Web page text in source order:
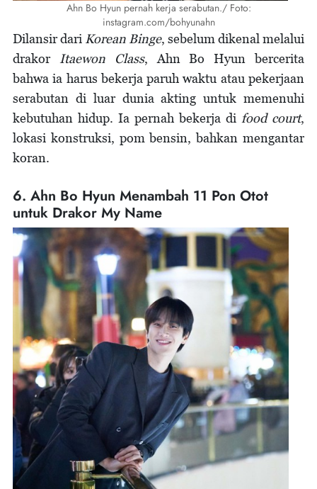
Ahn Bo Hyun pernah kerja serabutan./ Foto:
instagram.com/bohyunahn
Dilansir dari Korean Binge, sebelum dikenal melalui
drakor
Itaewon Class, Ahn Bo Hyun bercerita
bahwa ia harus bekerja paruh waktu atau pekerjaan
serabutan di luar dunia akting untuk memenuhi
kebutuhan hidup. Ia pernah bekerja di food court,
lokasi konstruksi, pom bensin, bahkan mengantar
koran.
6. Ahn Bo Hyun Menambah 11 Pon Otot
untuk Drakor My Name